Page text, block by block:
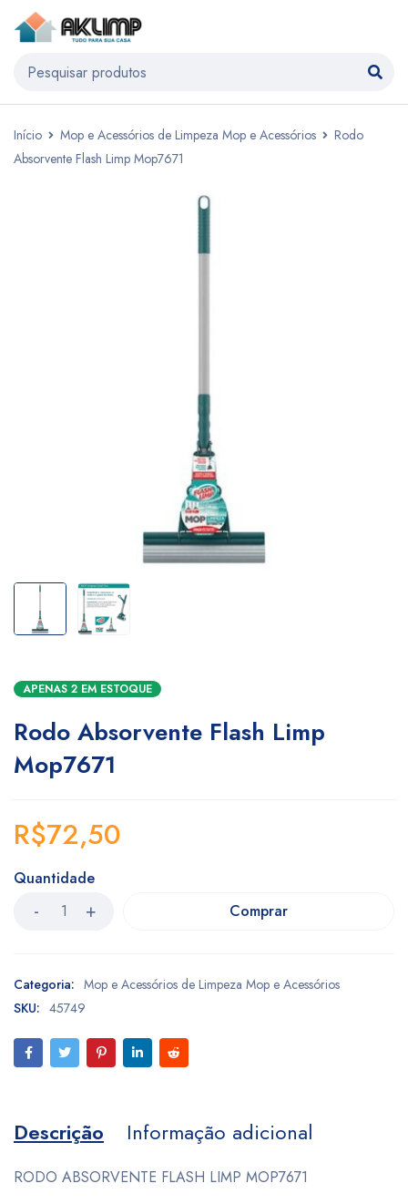
Início Mop e Acessórios de Limpeza Mop e Acessórios
Rodo
Absorvente Flash Limp Mop7671
APENAS 2 EM ESTOQUE
Rodo Absorvente Flash Limp
Mop7671
R$72,50
Quantidade
Comprar
Categoria: Mop e Acessórios de Limpeza Mop e Acessórios
SKU: 45749
Descrição Informação adicional
RODO ABSORVENTE FLASH LIMP MOP7671